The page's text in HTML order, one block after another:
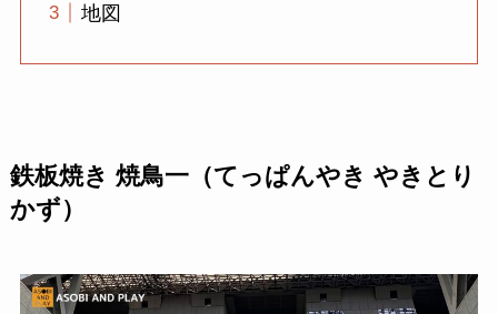
地図
鉄板焼き 焼鳥一（てっぱんやき やきとり
かず）